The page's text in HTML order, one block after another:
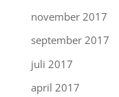
november 2017
september 2017
juli 2017
april 2017